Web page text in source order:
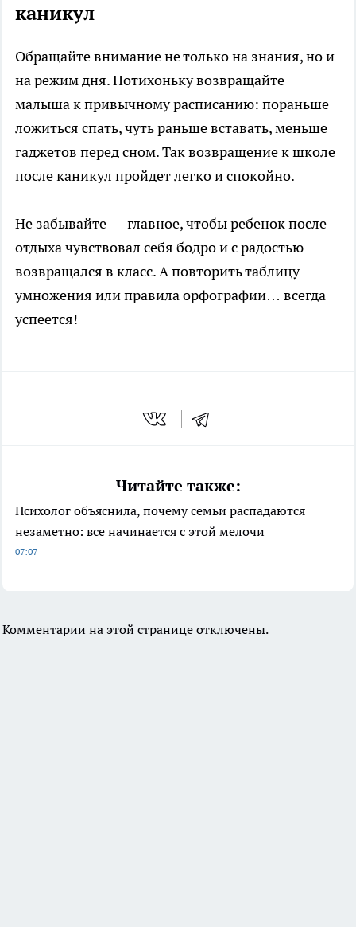
каникул
Обращайте внимание не только на знания, но и
на режим дня. Потихоньку возвращайте
малыша к привычному расписанию: пораньше
ложиться спать, чуть раньше вставать, меньше
гаджетов перед сном. Так возвращение к школе
после каникул пройдет легко и спокойно.
Не забывайте — главное, чтобы ребенок после
отдыха чувствовал себя бодро и с радостью
возвращался в класс. А повторить таблицу
умножения или правила орфографии… всегда
успеется!
Читайте также:
Психолог объяснила, почему семьи распадаются
незаметно: все начинается с этой мелочи
07:07
Комментарии на этой странице отключены.